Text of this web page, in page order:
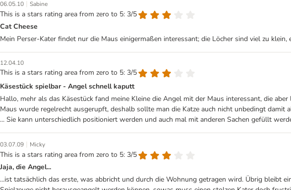
06.05.10 | Sabine
This is a stars rating area from zero to 5: 3/5
Cat Cheese
Mein Perser-Kater findet nur die Maus einigermaßen interessant; die Löcher sind viel zu
12.04.10
This is a stars rating area from zero to 5: 3/5
Käsestück spielbar - Angel schnell kaputt
Hallo, mehr als das Käsestück fand meine Kleine die Angel mit der Maus interessant, die
Maus wurde regelrecht ausgerupft, deshalb sollte man die Katze auch nicht unbedingt
... Sie kann unterschiedlich positioniert werden und auch mal mit anderen Sachen gefüllt
03.07.09 | Micky
This is a stars rating area from zero to 5: 3/5
Jaja, die Angel...
...ist tatsächlich das erste, was abbricht und durch die Wohnung getragen wird. Übrig bleibt